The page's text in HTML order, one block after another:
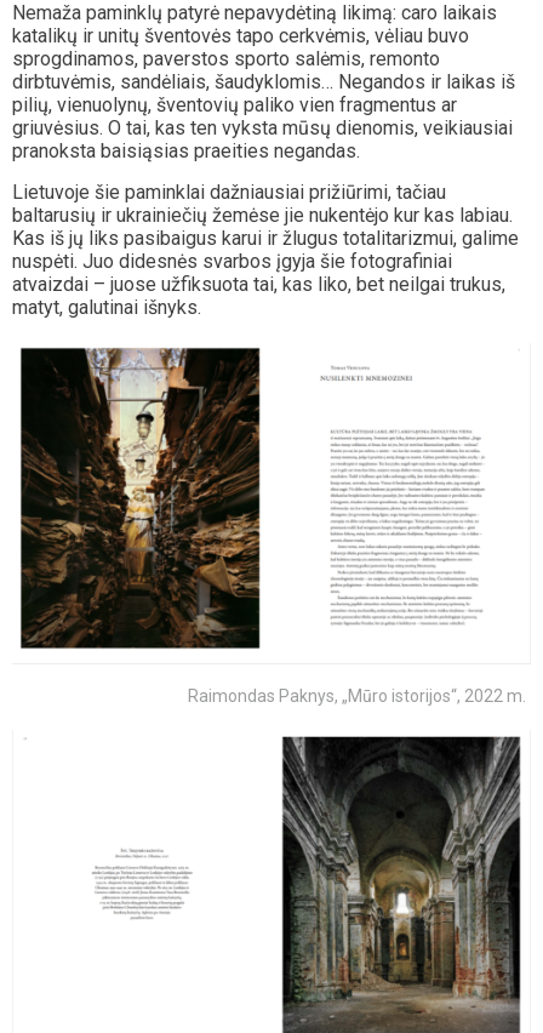
Nemaža paminklų patyrė nepavydėtiną likimą: caro laikais
katalikų ir unitų šventovės tapo cerkvėmis, vėliau buvo
sprogdinamos, paverstos sporto salėmis, remonto
dirbtuvėmis, sandėliais, šaudyklomis… Negandos ir laikas iš
pilių, vienuolynų, šventovių paliko vien fragmentus ar
griuvėsius. O tai, kas ten vyksta mūsų dienomis, veikiausiai
pranoksta baisiąsias praeities negandas.
Lietuvoje šie paminklai dažniausiai prižiūrimi, tačiau
baltarusių ir ukrainiečių žemėse jie nukentėjo kur kas labiau.
Kas iš jų liks pasibaigus karui ir žlugus totalitarizmui, galime
nuspėti. Juo didesnės svarbos įgyja šie fotografiniai
atvaizdai – juose užfiksuota tai, kas liko, bet neilgai trukus,
matyt, galutinai išnyks.
Raimondas Paknys, „Mūro istorijos“, 2022 m.